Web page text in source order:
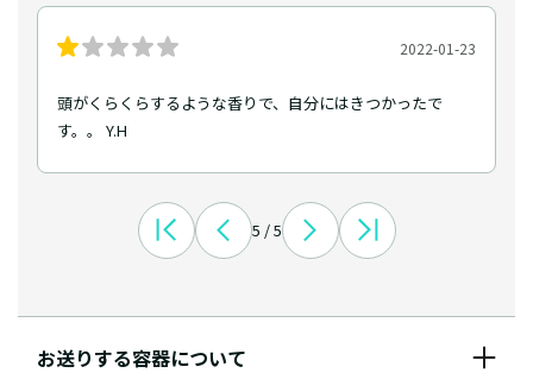
2022-01-23
頭がくらくらするような香りで、自分にはきつかったで
す。。 Y.H
5 / 5
お送りする容器について